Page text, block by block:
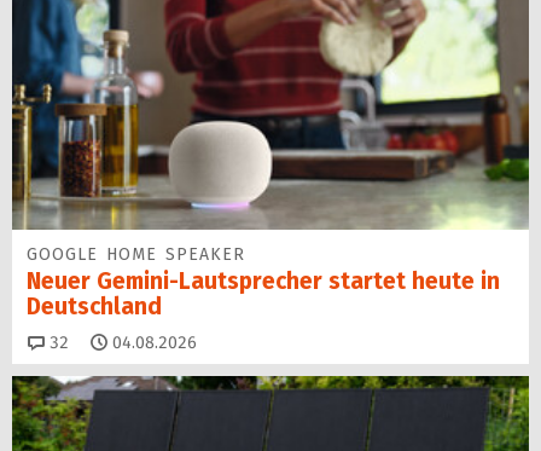
GOOGLE HOME SPEAKER
Neuer Gemini-Laut­spre­cher startet heu­te in
Deutschland
32 Kommentare
04.08.2026